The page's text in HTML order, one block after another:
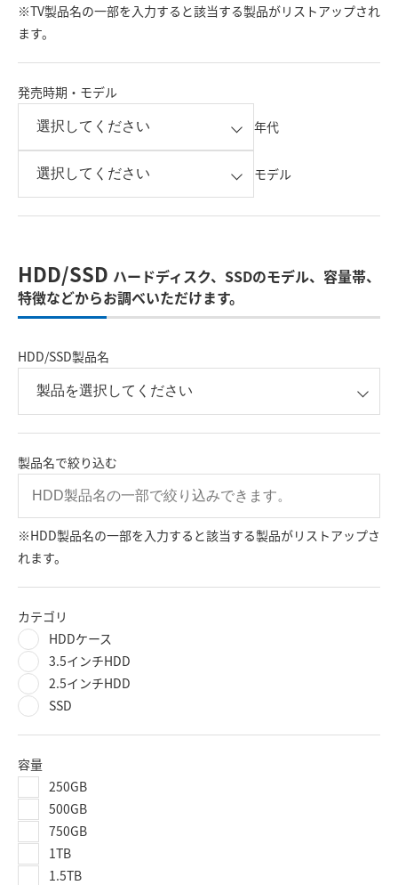
※TV製品名の一部を入力すると該当する製品がリストアップされ
ます。
発売時期・モデル
年代
モデル
HDD/SSD ハードディスク、SSDのモデル、容量帯、
特徴などからお調べいただけます。
HDD/SSD製品名
製品名で絞り込む
※HDD製品名の一部を入力すると該当する製品がリストアップさ
れます。
カテゴリ
HDDケース
3.5インチHDD
2.5インチHDD
SSD
容量
250GB
500GB
750GB
1TB
1.5TB